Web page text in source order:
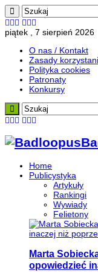
piątek , 7 sierpień 2026
O nas / Kontakt
Zasady
Polityka cookies
Patronaty
Konkursy
Home
Publicystyka
Artykuły
Rankingi
Wywiady
Felietony
Marta
opowiedzieć